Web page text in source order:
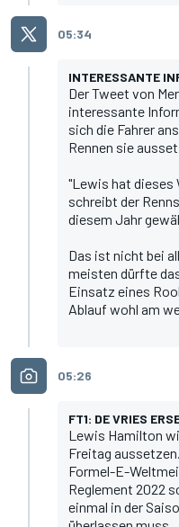
05:34
INTERESSANTE
Der Tweet von
interessante
sich die Fahrer
Rennen sie
"Lewis hat dieses
schreibt der
diesem Jahr
Das ist nicht bei
meisten dürfte
Einsatz eines
Ablauf wohl am
05:26
FT1: DE VRIES
Lewis Hamilton
Freitag
Formel-E-
Reglement 2022
einmal in der